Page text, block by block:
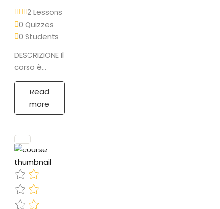
2 Lessons
0 Quizzes
0 Students
DESCRIZIONE Il
corso è
rivolto ad
utenti che
hanno già
dimestichezza
informatico e
che in ogni
caso…
Read
more